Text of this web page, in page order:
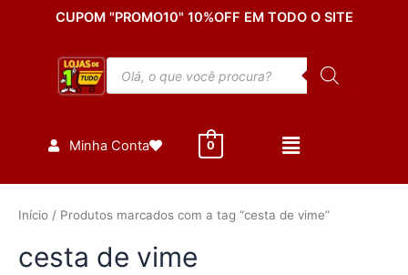
CUPOM "PROMO10" 10%OFF EM TODO O SITE
Pesquisar
produtos
Minha Conta 0
Início / Produtos marcados com a tag “cesta de vime”
cesta de vime